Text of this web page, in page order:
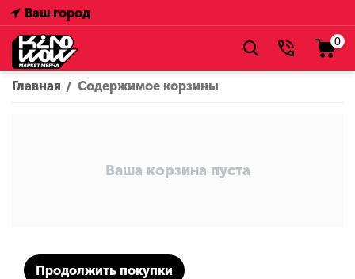
Ваш город
0
Главная / Содержимое корзины
Ваша корзина пуста
Продолжить покупки